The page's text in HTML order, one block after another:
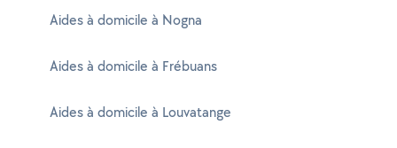
Aides à domicile à Nogna
Aides à domicile à Frébuans
Aides à domicile à Louvatange